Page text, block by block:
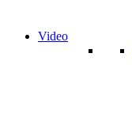
Video